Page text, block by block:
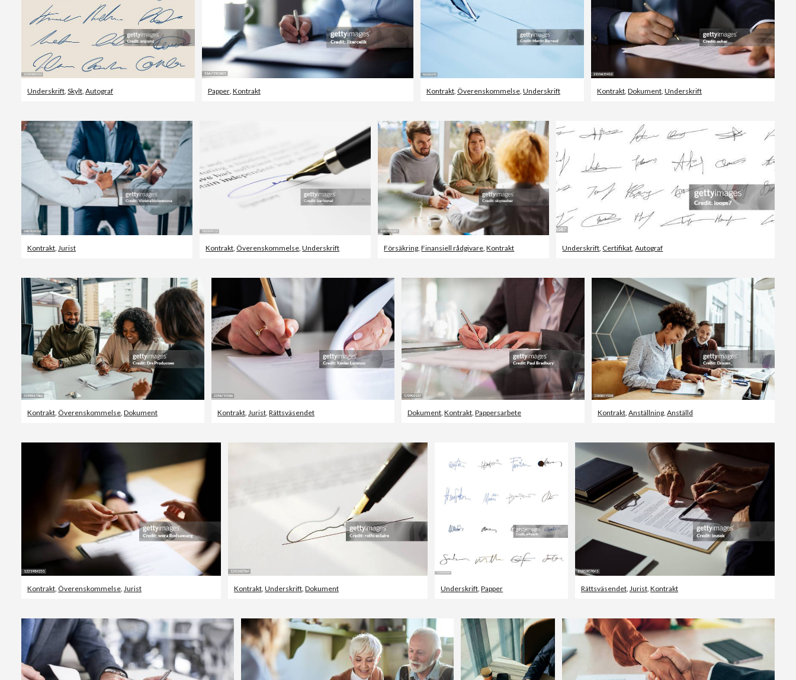
Underskrift, Skylt, Autograf Papper, Kontrakt Kontrakt, Överenskommelse, Underskrift Kontrakt,Dokument,Underskrift
Kontrakt, Jurist Kontrakt, Överenskommelse,Underskrift Försäkring,Finansiell rådgivare,Kontrakt Underskrift, Certifikat,Autograf
Kontrakt, Överenskommelse, Dokument Kontrakt, Jurist, Rättsväsendet Dokument, Kontrakt, Pappersarbete Kontrakt, Anställning, Anställd
Kontrakt Överenskommelse Jurist Kontrakt ,Underskrift ,Dokument Underskrift ,Papper Rättsväsendet, Jurist, Kontrakt